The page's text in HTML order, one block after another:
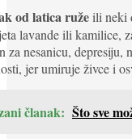
od latica ružeili neki
lavande ili kamilice,
za nesanicu, depresiju,
jer umiruje živce i
članak: Što sve